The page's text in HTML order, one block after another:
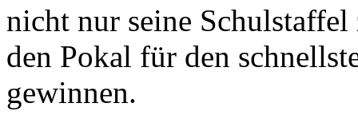
nicht nur seine
den Pokal für den
gewinnen.